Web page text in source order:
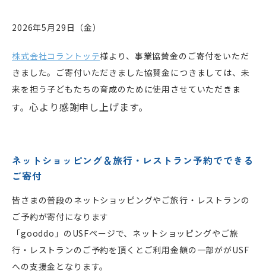
2026年5月29日（金）
株式会社コラントッテ様より、事業協賛金のご寄付をいただ
きました。ご寄付いただきました協賛金につきましては、未
来を担う子どもたちの育成のために使用させていただきま
す。 心より感謝申し上げます。
ネットショッピング＆旅行・レストラン予約でできる
ご寄付
皆さまの普段のネットショッピングやご旅行・レストランの
ご予約が寄付になります
「gooddo」のUSFページで、ネットショッピングやご旅
行・レストランのご予約を頂くとご利用金額の一部ががUSF
への支援金となります。